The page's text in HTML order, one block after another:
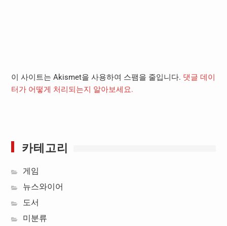
이 사이트는 Akismet을 사용하여 스팸을 줄입니다. 댓글 데이
터가 어떻게 처리되는지 알아보세요.
카테고리
게임
뉴스와이어
도서
미분류